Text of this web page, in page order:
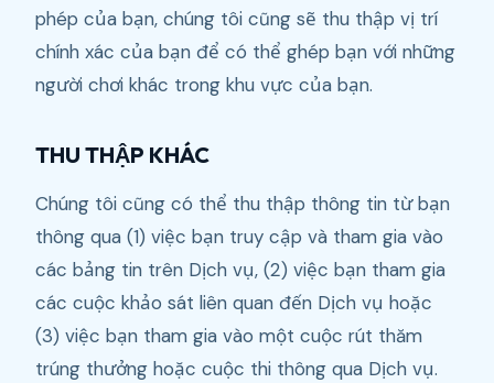
phép của bạn, chúng tôi cũng sẽ thu thập vị trí
chính xác của bạn để có thể ghép bạn với những
người chơi khác trong khu vực của bạn.
THU THẬP KHÁC
Chúng tôi cũng có thể thu thập thông tin từ bạn
thông qua (1) việc bạn truy cập và tham gia vào
các bảng tin trên Dịch vụ, (2) việc bạn tham gia
các cuộc khảo sát liên quan đến Dịch vụ hoặc
(3) việc bạn tham gia vào một cuộc rút thăm
trúng thưởng hoặc cuộc thi thông qua Dịch vụ.